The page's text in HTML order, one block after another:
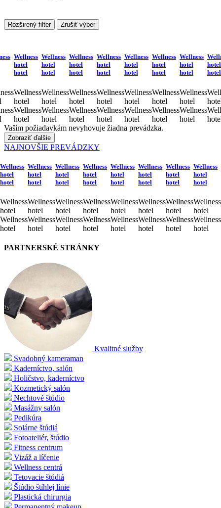
Rozširený filter Zrušiť výber
Wellness
hotel
hotel
Wellness
hotel
Wellness
hotel
Wellness
hotel
hotel
Wellness
hotel
Wellness
hotel
Wellness
hotel
hotel
Wellness
hotel
Wellness
hotel
Wellness
hotel
hotel
Wellness
hotel
Wellness
hotel
Wellness
hotel
hotel
Wellness
hotel
Wellness
hotel
Wellness
hotel
hotel
Wellness
hotel
Wellness
hotel
Wellness
hotel
hotel
Wellness
hotel
Wellness
hotel
hotel
hotel
Vaším požiadavkám nevyhovuje žiadna prevádzka.
Zobraziť ďalšie
NAJNOVŠIE PREVÁDZKY
Wellness
hotel
hotel
Wellness
hotel
Wellness
hotel
Wellness
hotel
hotel
Wellness
hotel
Wellness
hotel
Wellness
hotel
hotel
Wellness
hotel
Wellness
hotel
Wellness
hotel
hotel
Wellness
hotel
Wellness
hotel
Wellness
hotel
hotel
Wellness
hotel
Wellness
hotel
Wellness
hotel
hotel
Wellness
hotel
Wellness
hotel
Wellness
hotel
hotel
Wellness
hotel
Wellness
hotel
Wellness
hotel
hotel
Wellness
hotel
Wellness
hotel
PARTNERSKÉ STRÁNKY
Kvalitné služby
Svadobný kameraman
Kaderníctvo, salón
Holičstvo, kaderníctvo
Kozmetický salón
Nechtové štúdio
Masážny salón
Pedikúra
Solárne štúdiá
Fotoateliér, štúdio
Fitness centrum
Vizáž a líčenie
Wellness centrá
Tetovacie štúdiá
Štúdio štíhlej línie
Plastická chirurgia